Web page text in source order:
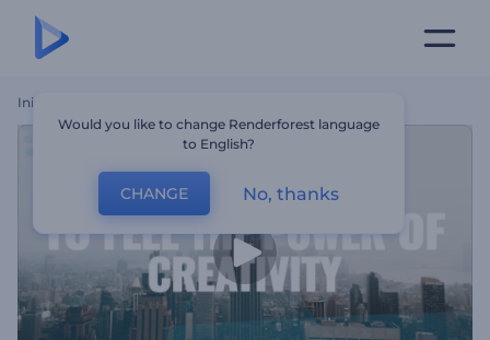
Inicio
Would you like to change Renderforest language
to English?
CHANGE No, thanks